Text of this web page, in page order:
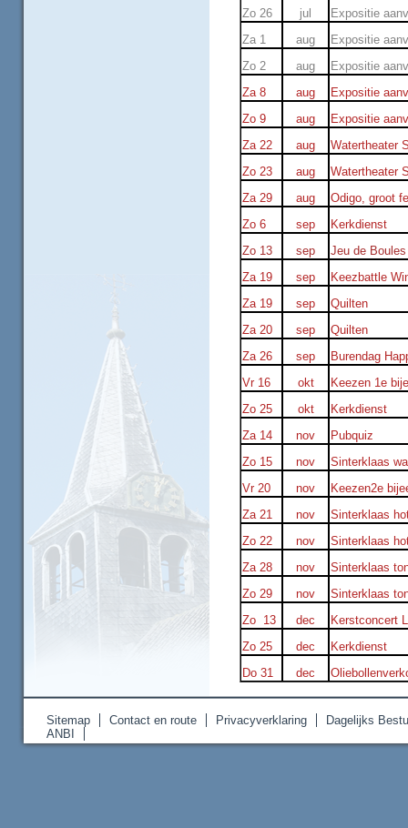
Zo 26
jul
Expositie
Za 1
aug
Expositie
Zo 2
aug
Expositie
Za 8
aug
Expositie
Zo 9
aug
Expositie
Za 22
aug
Watertheater
Zo 23
aug
Watertheater
Za 29
aug
Odigo, groot
Zo 6
sep
Kerkdienst
Zo 13
sep
Jeu de
Za 19
sep
Keezbattle
Za 19
sep
Quilten
Za 20
sep
Quilten
Za 26
sep
Burendag
Vr 16
okt
Keezen 1e
Zo 25
okt
Kerkdienst
Za 14
nov
Pubquiz
Zo 15
nov
Sinterklaas
Vr 20
nov
Keezen2e
Za 21
nov
Sinterklaas
Zo 22
nov
Sinterklaas
Za 28
nov
Sinterklaas
Zo 29
nov
Sinterklaas
Zo 13
dec
Kerstconcert
Zo 25
dec
Kerkdienst
Do 31
dec
Sitemap Contact en route Privacyverklaring
Dagelijks
ANBI